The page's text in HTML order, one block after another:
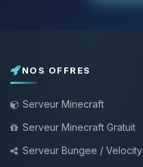
NOS OFFRES
Serveur Minecraft
Serveur Minecraft Gratuit
Serveur Bungee / Velocity